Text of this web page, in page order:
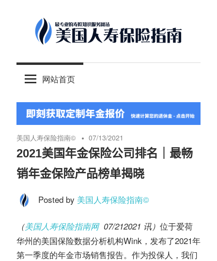
content
美
人
寿
保
险
指
最
国
保
理
财
服
社
区
网站首页
美国人寿保险指南©️ 07/13/2021
2021美国年金保险公司排名｜最畅
销年金保险产品榜单揭晓
Posted by 美国人寿保险指南©️
（美国人寿保险指南网07/212021 讯） 位于爱荷
华州的美国保险数据分析机构Wink，发布了2021年
第一季度的年金市场销售报告。作为投保人，我们